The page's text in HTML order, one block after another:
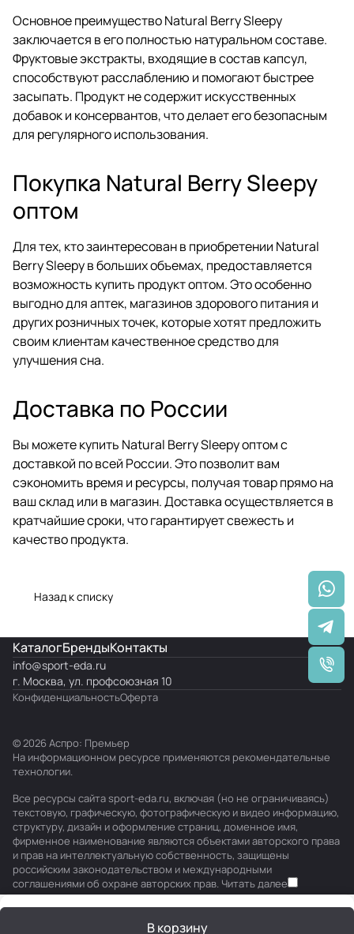
Основное преимущество Natural Berry Sleepy
заключается в его полностью натуральном составе.
Фруктовые экстракты, входящие в состав капсул,
способствуют расслаблению и помогают быстрее
засыпать. Продукт не содержит искусственных
добавок и консервантов, что делает его безопасным
для регулярного использования.
Покупка Natural Berry Sleepy
оптом
Для тех, кто заинтересован в приобретении Natural
Berry Sleepy в больших объемах, предоставляется
возможность купить продукт оптом. Это особенно
выгодно для аптек, магазинов здорового питания и
других розничных точек, которые хотят предложить
своим клиентам качественное средство для
улучшения сна.
Доставка по России
Вы можете купить Natural Berry Sleepy оптом с
доставкой по всей России. Это позволит вам
сэкономить время и ресурсы, получая товар прямо на
ваш склад или в магазин. Доставка осуществляется в
кратчайшие сроки, что гарантирует свежесть и
качество продукта.
Назад к списку
В корзину
КаталогБрендыКонтакты
info@sport-eda.ru
г. Москва, ул. профсоюзная 10
КонфиденциальностьОферта
© 2026 Аспро: Премьер
На информационном ресурсе применяются рекомендательные
технологии.
Все ресурсы сайта sport-eda.ru, включая (но не ограничиваясь)
текстовую, графическую, фотографическую и видео информацию,
структуру, дизайн и оформление страниц, доменное имя,
фирменное наименование являются объектами авторского права
и прав на интеллектуальную собственность, защищены
российским законодательством и международными
соглашениями об охране авторских прав. Читать далее